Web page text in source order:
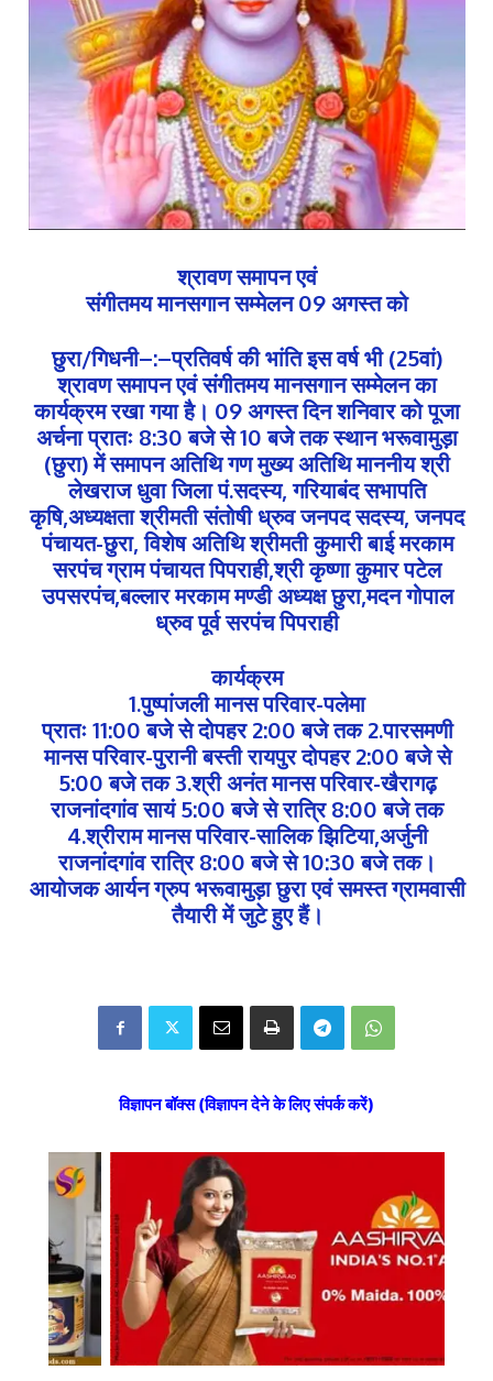
श्रावण समापन एवं
संगीतमय मानसगान सम्मेलन 09 अगस्त को
छुरा/गिधनी–:–प्रतिवर्ष की भांति इस वर्ष भी (25वां)
श्रावण समापन एवं संगीतमय मानसगान सम्मेलन का
कार्यक्रम रखा गया है। 09 अगस्त दिन शनिवार को पूजा
अर्चना प्रातः 8:30 बजे से 10 बजे तक स्थान भरूवामुड़ा
(छुरा) में समापन अतिथि गण मुख्य अतिथि माननीय श्री
लेखराज धुवा जिला पं.सदस्य, गरियाबंद सभापति
कृषि,अध्यक्षता श्रीमती संतोषी ध्रुव जनपद सदस्य, जनपद
पंचायत-छुरा, विशेष अतिथि श्रीमती कुमारी बाई मरकाम
सरपंच ग्राम पंचायत पिपराही,श्री कृष्णा कुमार पटेल
उपसरपंच,बल्लार मरकाम मण्डी अध्यक्ष छुरा,मदन गोपाल
ध्रुव पूर्व सरपंच पिपराही
कार्यक्रम
1.पुष्पांजली मानस परिवार-पलेमा
प्रातः 11:00 बजे से दोपहर 2:00 बजे तक 2.पारसमणी
मानस परिवार-पुरानी बस्ती रायपुर दोपहर 2:00 बजे से
5:00 बजे तक 3.श्री अनंत मानस परिवार-खैरागढ़
राजनांदगांव सायं 5:00 बजे से रात्रि 8:00 बजे तक
4.श्रीराम मानस परिवार-सालिक झिटिया,अर्जुनी
राजनांदगांव रात्रि 8:00 बजे से 10:30 बजे तक।
आयोजक आर्यन ग्रुप भरूवामुड़ा छुरा एवं समस्त ग्रामवासी
तैयारी में जुटे हुए हैं।
विज्ञापन बॉक्स (विज्ञापन देने के लिए संपर्क करें)